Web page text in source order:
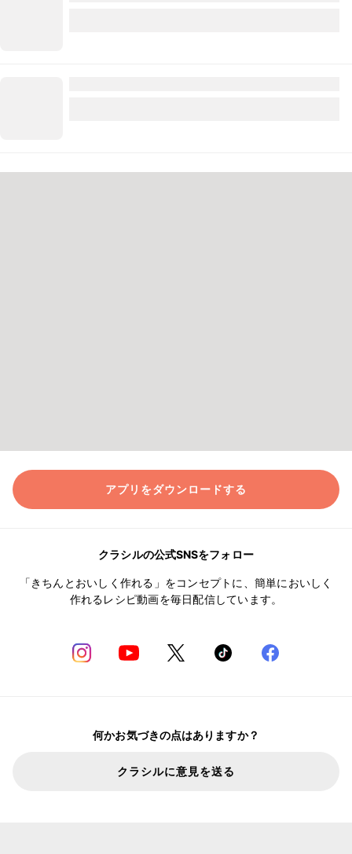
アプリをダウンロードする
クラシルの公式SNSをフォロー
「きちんとおいしく作れる」をコンセプトに、簡単においしく
作れるレシピ動画を毎日配信しています。
何かお気づきの点はありますか？
クラシルに意見を送る